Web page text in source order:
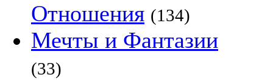
Отношения (134)
Мечты и Фантазии
(33)